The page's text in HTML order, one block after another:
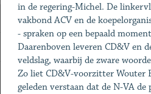
in de regering-Michel. De
vakbond ACV en de
- spraken op een bepaald
Daarenboven leveren CD&V en
veldslag, waarbij de zware
Zo liet CD&V-voorzitter Wouter
geleden verstaan dat de N-VA